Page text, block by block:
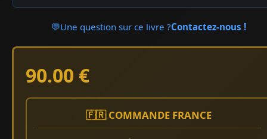
💬Une question sur ce livre ?Contactez-nous !
90.00 €
🇫🇷 COMMANDE FRANCE